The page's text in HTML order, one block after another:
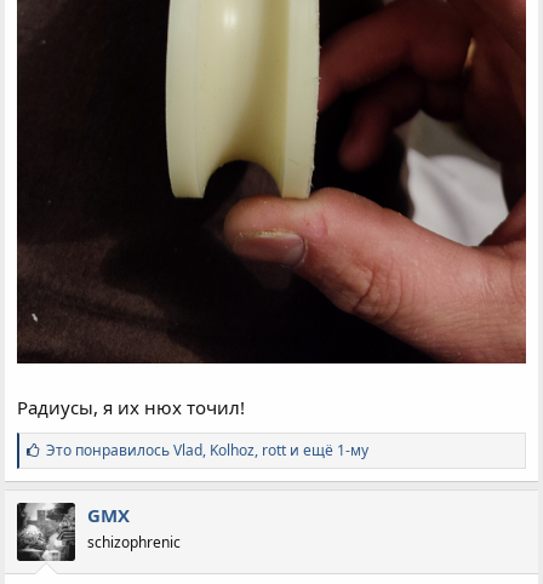
Радиусы, я их нюх точил!
С
и
м
п
а
т
и
Это понравилосьVlad, Kolhoz, rott и ещё 1-му
GMX
schizophrenic